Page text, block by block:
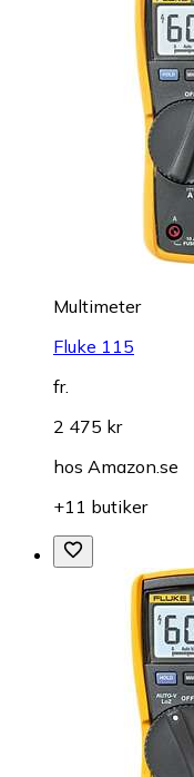
Multimeter
Fluke 115
fr.
2 475 kr
hos Amazon.se
+11 butiker